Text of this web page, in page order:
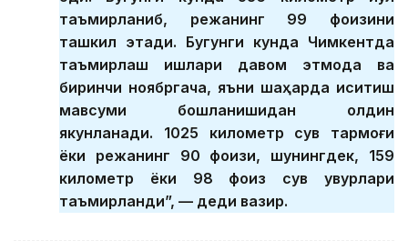
таъмирланиб, режанинг 99 фоизини
ташкил этади. Бугунги кунда Чимкентда
таъмирлаш ишлари давом этмоқда ва
биринчи ноябргача, яъни шаҳарда иситиш
мавсуми бошланишидан олдин
якунланади. 1025 километр сув тармоғи
ёки режанинг 90 фоизи, шунингдек, 159
километр ёки 98 фоиз сув қувурлари
таъмирланди”, — деди вазир.